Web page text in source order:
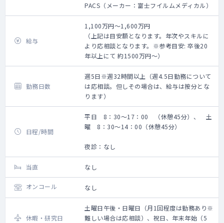
PACS（メーカー：富士フイルムメディカル）
給与
1,100万円～1,600万円
（上記は目安額となります。年次やスキルに
より応相談となります。※参考目安: 卒後20
年以上にて 約1500万円〜）
勤務日数
週5日※週32時間以上（週4.5日勤務について
は応相談。但しその場合は、給与は按分とな
ります）
日程/時間
平日 8：30～17：00 （休憩45分）、 土
曜 8：30～14：00（休憩45分）
夜診：なし
当直 なし
オンコール なし
休暇・研究日
土曜日午後・日曜日（月1回程度は勤務あり※
難しい場合は応相談）、祝日、年末年始（5